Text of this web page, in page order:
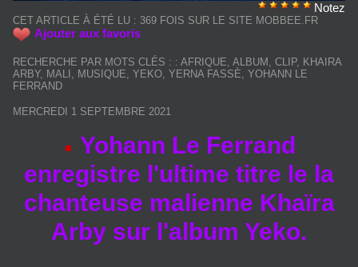
Notez
CET ARTICLE À ÉTÉ LU : 369 FOIS SUR LE SITE MOBBEE.FR
Ajouter aux favoris
RECHERCHE PAR MOTS CLÉS : : AFRIQUE ALBUM CLIP, KHAIRA
ARBY, MALI MUSIQUE YEKO YERNA FASSÈ YOHANN LE
FERRAND
MERCREDI 1 SEPTEMBRE 2021
Yohann Le Ferrand
enregistre l'ultime titre le la
chanteuse malienne Khaïra
Arby sur l'album Yeko.